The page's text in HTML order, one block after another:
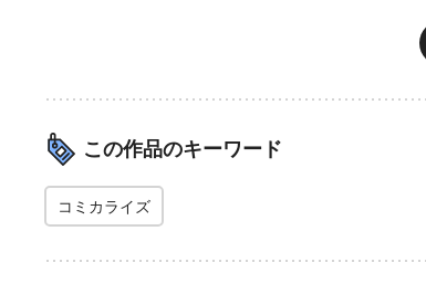
この作品のキーワード
コミカライズ